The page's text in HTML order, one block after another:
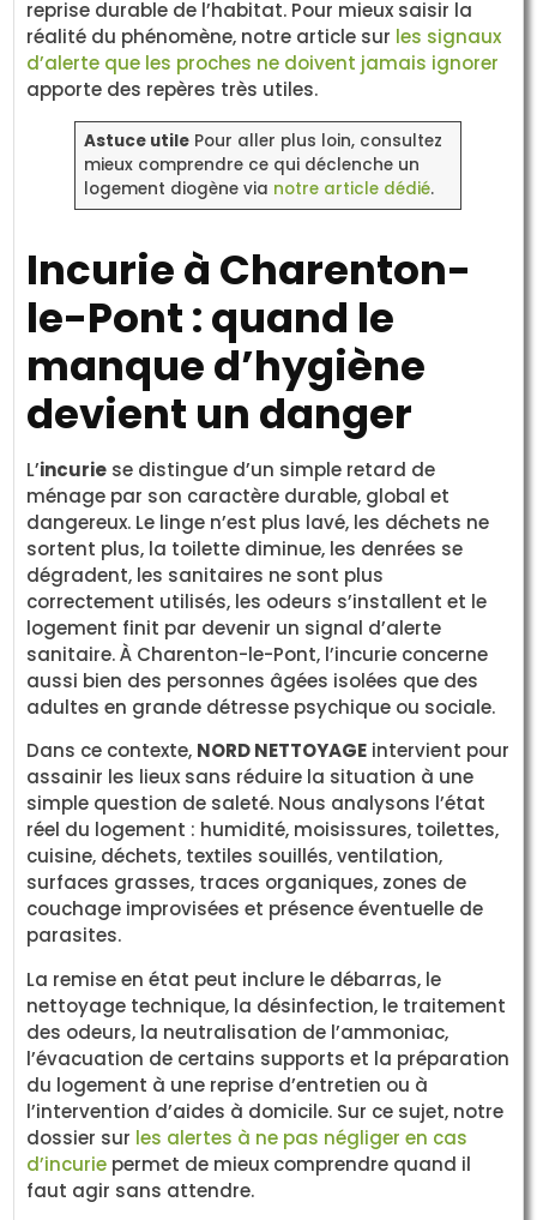
reprise durable de l’habitat. Pour mieux saisir la
réalité du phénomène, notre article sur les signaux
d’alerte que les proches ne doivent jamais ignorer
apporte des repères très utiles.
Astuce utilePour aller plus loin, consultez
mieux comprendre ce qui déclenche un
logement diogène via notre article dédié.
Incurie à Charenton-
le-Pont : quand le
manque d’hygiène
devient un danger
L’incurie se distingue d’un simple retard de
ménage par son caractère durable, global et
dangereux. Le linge n’est plus lavé, les déchets ne
sortent plus, la toilette diminue, les denrées se
dégradent, les sanitaires ne sont plus
correctement utilisés, les odeurs s’installent et le
logement finit par devenir un signal d’alerte
sanitaire. À Charenton-le-Pont, l’incurie concerne
aussi bien des personnes âgées isolées que des
adultes en grande détresse psychique ou sociale.
Dans ce contexte, NORD NETTOYAGE intervient pour
assainir les lieux sans réduire la situation à une
simple question de saleté. Nous analysons l’état
réel du logement : humidité, moisissures, toilettes,
cuisine, déchets, textiles souillés, ventilation,
surfaces grasses, traces organiques, zones de
couchage improvisées et présence éventuelle de
parasites.
La remise en état peut inclure le débarras, le
nettoyage technique, la désinfection, le traitement
des odeurs, la neutralisation de l’ammoniac,
l’évacuation de certains supports et la préparation
du logement à une reprise d’entretien ou à
l’intervention d’aides à domicile. Sur ce sujet, notre
dossier sur les alertes à ne pas négliger en cas
d’incurie permet de mieux comprendre quand il
faut agir sans attendre.